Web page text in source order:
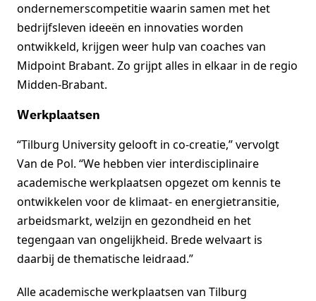
ondernemerscompetitie waarin samen met het
bedrijfsleven ideeën en innovaties worden
ontwikkeld, krijgen weer hulp van coaches van
Midpoint Brabant. Zo grijpt alles in elkaar in de regio
Midden-Brabant.
Werkplaatsen
“Tilburg University gelooft in co-creatie,” vervolgt
Van de Pol. “We hebben vier interdisciplinaire
academische werkplaatsen opgezet om kennis te
ontwikkelen voor de klimaat- en energietransitie,
arbeidsmarkt, welzijn en gezondheid en het
tegengaan van ongelijkheid. Brede welvaart is
daarbij de thematische leidraad.”
Alle academische werkplaatsen van Tilburg